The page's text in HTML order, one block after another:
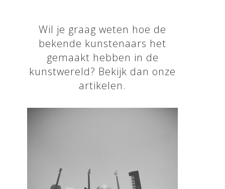
Wil je graag weten hoe de
bekende kunstenaars het
gemaakt hebben in de
kunstwereld? Bekijk dan onze
artikelen.